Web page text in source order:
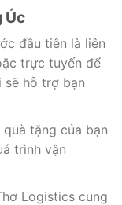
Úc
đầu tiên là liên
trực tuyến để
sẽ hỗ trợ bạn
tặng của bạn
trình vận
Logistics cung